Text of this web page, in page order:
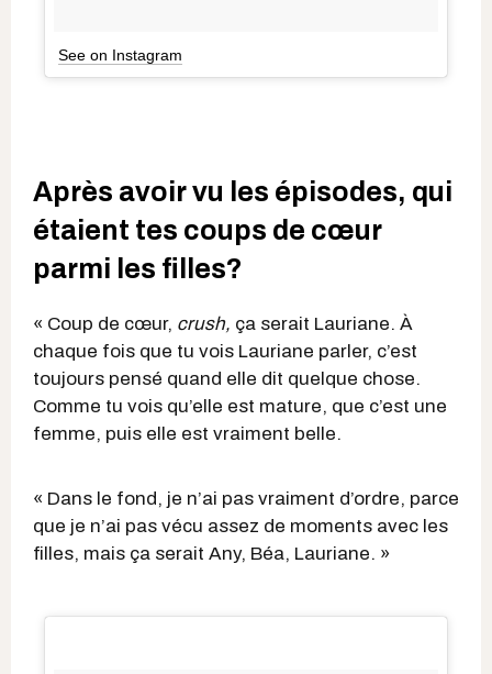
See on Instagram
Après avoir vu les épisodes, qui
étaient tes coups de cœur
parmi les filles?
« Coup de cœur, crush, ça serait Lauriane. À
chaque fois que tu vois Lauriane parler, c’est
toujours pensé quand elle dit quelque chose.
Comme tu vois qu’elle est mature, que c’est une
femme, puis elle est vraiment belle.
« Dans le fond, je n’ai pas vraiment d’ordre, parce
que je n’ai pas vécu assez de moments avec les
filles, mais ça serait Any, Béa, Lauriane. »